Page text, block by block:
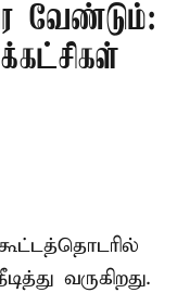
வேண்டும்:
வருகிறது.